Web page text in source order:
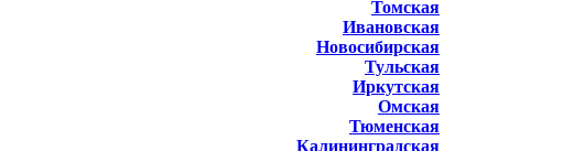
Томская
Ивановская
Новосибирская
Тульская
Иркутская
Омская
Тюменская
Калининградская